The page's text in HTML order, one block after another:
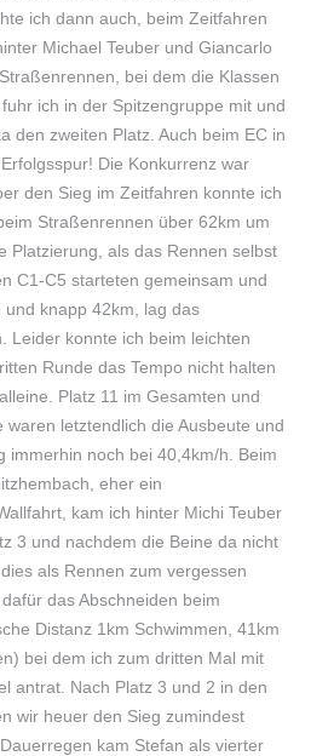
ich dann auch, beim Zeitfahren
Michael Teuber und Giancarlo
bei dem die Klassen
ich in der Spitzengruppe mit und
den zweiten Platz. Auch beim EC in
Die Konkurrenz war
den Sieg im Zeitfahren konnte ich
Straßenrennen über 62km um
Platzierung, als das Rennen selbst
C1-C5 starteten gemeinsam und
knapp 42km, lag das
Leider konnte ich beim leichten
Runde das Tempo nicht halten
Platz 11 im Gesamten und
waren letztendlich die Ausbeute und
immerhin noch bei 40,4km/h. Beim
eher ein
kam ich hinter Michi Teuber
3 und nachdem die Beine da nicht
als Rennen zum vergessen
das Abschneiden beim
Distanz 1km Schwimmen, 41km
bei dem ich zum dritten Mal mit
antrat. Nach Platz 3 und 2 in den
wir heuer den Sieg zumindest
kam Stefan als vierter